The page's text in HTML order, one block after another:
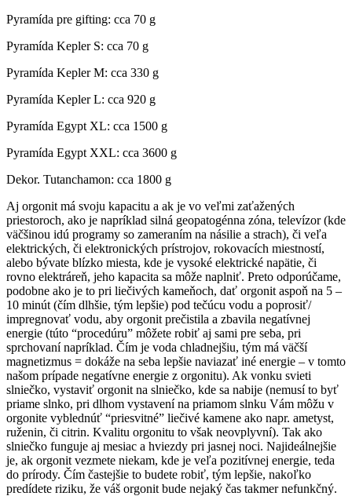
Pyramída pre gifting: cca 70 g
Pyramída Kepler S: cca 70 g
Pyramída Kepler M: cca 330 g
Pyramída Kepler L: cca 920 g
Pyramída Egypt XL: cca 1500 g
Pyramída Egypt XXL: cca 3600 g
Dekor. Tutanchamon: cca 1800 g
Aj orgonit má svoju kapacitu a ak je vo veľmi zaťažených
priestoroch, ako je napríklad silná geopatogénna zóna, televízor (kde
väčšinou idú programy so zameraním na násilie a strach), či veľa
elektrických, či elektronických prístrojov, rokovacích miestností,
alebo bývate blízko miesta, kde je vysoké elektrické napätie, či
rovno elektráreň, jeho kapacita sa môže naplniť. Preto odporúčame,
podobne ako je to pri liečivých kameňoch, dať orgonit aspoň na 5 –
10 minút (čím dlhšie, tým lepšie) pod tečúcu vodu a poprosiť/
impregnovať vodu, aby orgonit prečistila a zbavila negatívnej
energie (túto “procedúru” môžete robiť aj sami pre seba, pri
sprchovaní napríklad. Čím je voda chladnejšiu, tým má väčší
magnetizmus = dokáže na seba lepšie naviazať iné energie – v tomto
našom prípade negatívne energie z orgonitu). Ak vonku svieti
slniečko, vystaviť orgonit na slniečko, kde sa nabije (nemusí to byť
priame slnko, pri dlhom vystavení na priamom slnku Vám môžu v
orgonite vyblednúť “priesvitné” liečivé kamene ako napr. ametyst,
ruženin, či citrin. Kvalitu orgonitu to však neovplyvní). Tak ako
slniečko funguje aj mesiac a hviezdy pri jasnej noci. Najideálnejšie
je, ak orgonit vezmete niekam, kde je veľa pozitívnej energie, teda
do prírody. Čím častejšie to budete robiť, tým lepšie, nakoľko
predídete riziku, že váš orgonit bude nejaký čas takmer nefunkčný.